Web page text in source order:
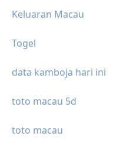
Keluaran Macau
Togel
data kamboja hari ini
toto macau 5d
toto macau